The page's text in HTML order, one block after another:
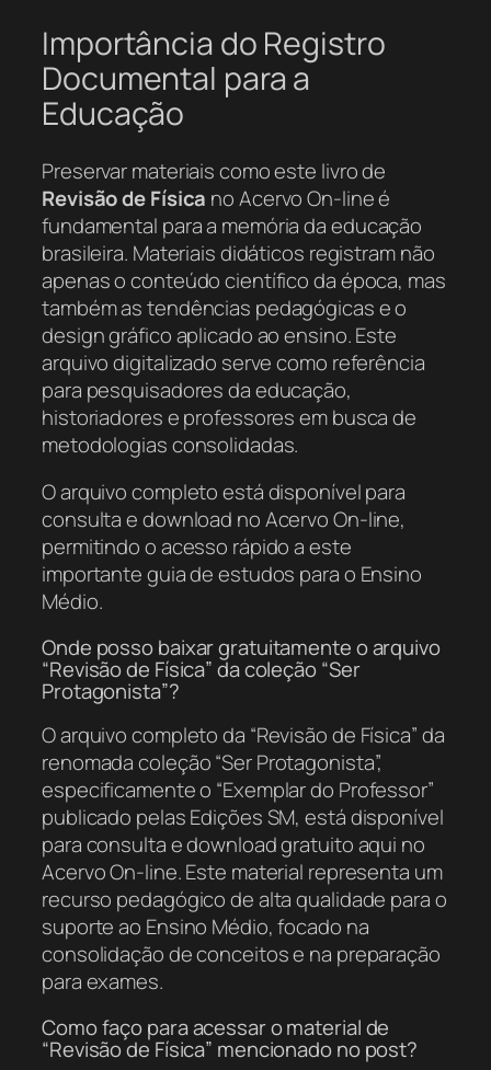
Importância do Registro
Documental para a
Educação
Preservar materiais como este livro de
Revisão de Física no Acervo On-line é
fundamental para a memória da educação
brasileira. Materiais didáticos registram não
apenas o conteúdo científico da época, mas
também as tendências pedagógicas e o
design gráfico aplicado ao ensino. Este
arquivo digitalizado serve como referência
para pesquisadores da educação,
historiadores e professores em busca de
metodologias consolidadas.
O arquivo completo está disponível para
consulta e download no Acervo On-line,
permitindo o acesso rápido a este
importante guia de estudos para o Ensino
Médio.
Onde posso baixar gratuitamente o arquivo
“Revisão de Física” da coleção “Ser
Protagonista”?
O arquivo completo da “Revisão de Física” da
renomada coleção “Ser Protagonista”,
especificamente o “Exemplar do Professor”
publicado pelas Edições SM, está disponível
para consulta e download gratuito aqui no
Acervo On-line. Este material representa um
recurso pedagógico de alta qualidade para o
suporte ao Ensino Médio, focado na
consolidação de conceitos e na preparação
para exames.
Como faço para acessar o material de
“Revisão de Física” mencionado no post?